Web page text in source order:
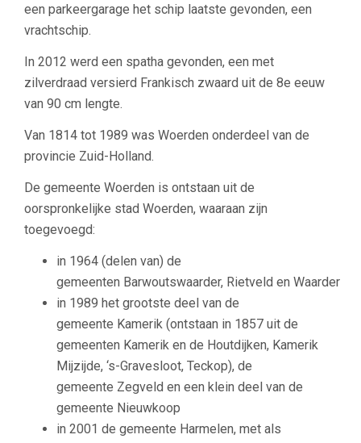
een parkeergarage het schip laatste gevonden, een
vrachtschip.
In 2012 werd een spatha gevonden, een met
zilverdraad versierd Frankisch zwaard uit de 8e eeuw
van 90 cm lengte.
Van 1814 tot 1989 was Woerden onderdeel van de
provincie Zuid-Holland.
De gemeente Woerden is ontstaan uit de
oorspronkelijke stad Woerden, waaraan zijn
toegevoegd:
in 1964 (delen van) de
gemeenten Barwoutswaarder, Rietveld en Waarder
in 1989 het grootste deel van de
gemeente Kamerik (ontstaan in 1857 uit de
gemeenten Kamerik en de Houtdijken, Kamerik
Mijzijde, ‘s-Gravesloot, Teckop), de
gemeente Zegveld en een klein deel van de
gemeente Nieuwkoop
in 2001 de gemeente Harmelen, met als